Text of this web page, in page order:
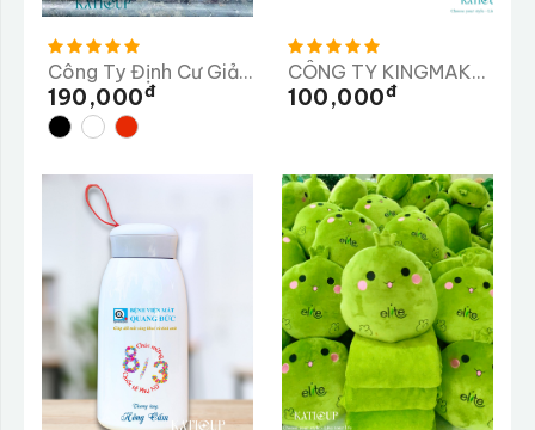
Công Ty Định Cư Giải Pháp Nhân Lực MINH NGUYÊN
190,000Đ
CÔNG TY KINGMAKER III (VIỆT NAM) GIÀY
100,000Đ